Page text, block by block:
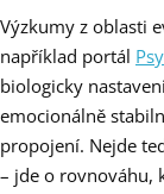
Výzkumy z oblasti
například portál
biologicky
emocionálně
propojení. Nejde
– jde o rovnováhu,